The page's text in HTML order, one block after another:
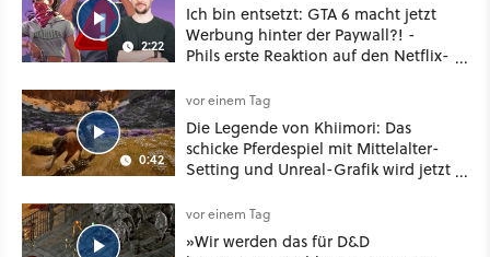
2:22
Ich bin entsetzt: GTA 6 macht jetzt
Werbung hinter der Paywall?! -
Phils erste Reaktion auf den Netflix-
0:42
vor einem Tag
Die Legende von Khiimori: Das
schicke Pferdespiel mit Mittelalter-
Setting und Unreal-Grafik wird jetzt
vor einem Tag
»Wir werden das für D&D